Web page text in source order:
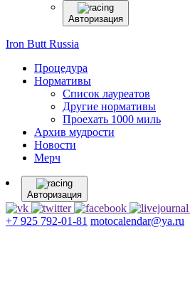
Авторизация
Iron Butt Russia
Процедура
Нормативы
Список лауреатов
Другие нормативы
Проехать 1000 миль
Архив мудрости
Новости
Мерч
Авторизация
+7 925 792-01-81 motocalendar@ya.ru